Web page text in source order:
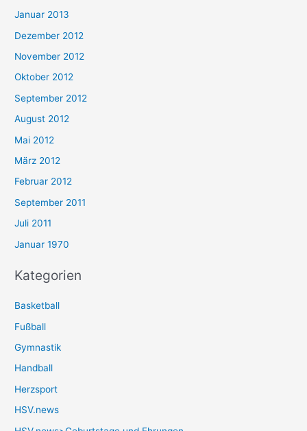
Januar 2013
Dezember 2012
November 2012
Oktober 2012
September 2012
August 2012
Mai 2012
März 2012
Februar 2012
September 2011
Juli 2011
Januar 1970
Kategorien
Basketball
Fußball
Gymnastik
Handball
Herzsport
HSV.news